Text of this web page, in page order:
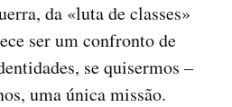
da «luta de classes»
ser um confronto de
se quisermos –
uma única missão.